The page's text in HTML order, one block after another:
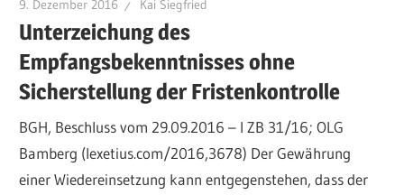
9. Dezember 2016 Kai Siegfried
Unterzeichung des
Empfangsbekenntnisses ohne
Sicherstellung der Fristenkontrolle
BGH, Beschluss vom 29.09.2016 – I ZB 31/16; OLG
Bamberg (lexetius.com/2016,3678) Der Gewährung
einer Wiedereinsetzung kann entgegenstehen, dass der